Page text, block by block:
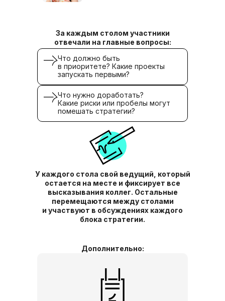
За каждым столом участники
отвечали на главные вопросы:
Что должно быть
в приоритете? Какие проекты
запускать первыми?
Что нужно доработать?
Какие риски или пробелы могут
помешать стратегии?
У каждого стола свой ведущий, который
остается на месте и фиксирует все
высказывания коллег. Остальные
перемещаются между столами
и участвуют в обсуждениях каждого
блока стратегии.
Дополнительно: